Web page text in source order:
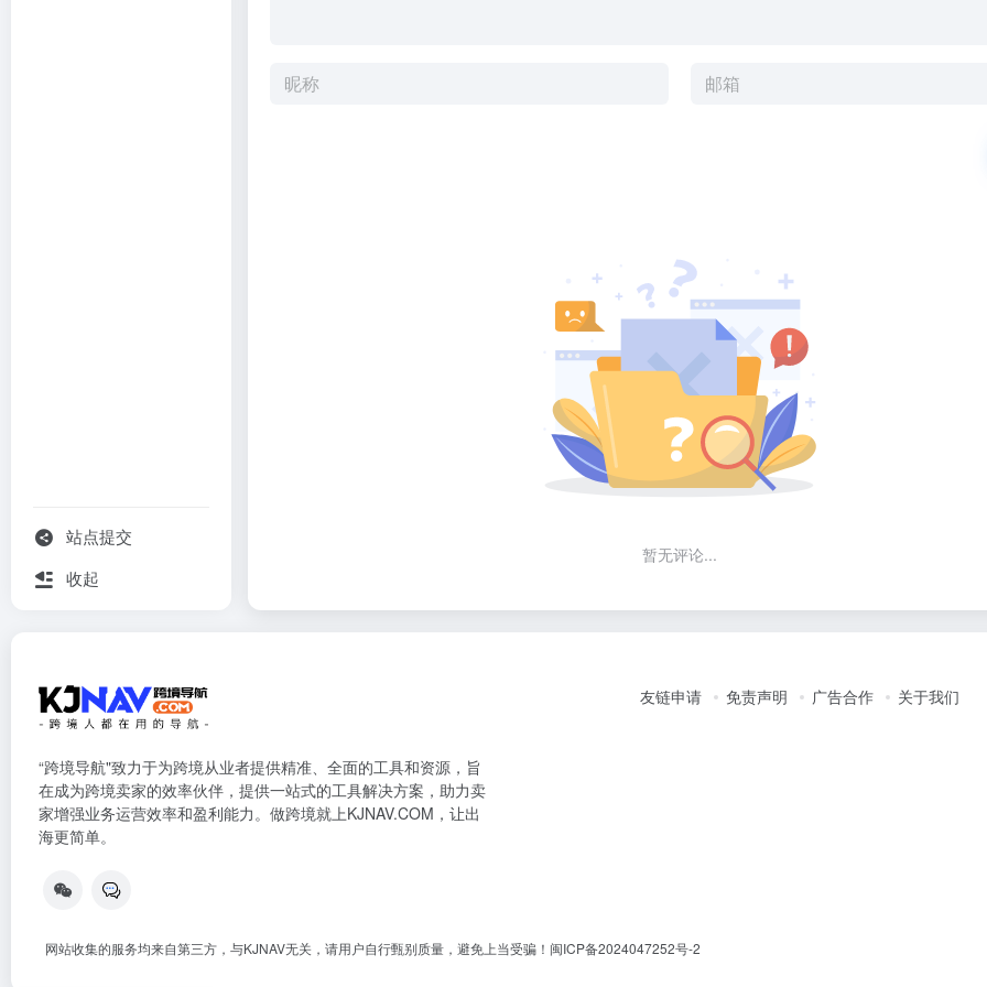
站点提交
收起
暂无评论...
“跨境导航"致力于为跨境从业者提供精准、全面的工具和资源，旨
在成为跨境卖家的效率伙伴，提供一站式的工具解决方案，助力卖
家增强业务运营效率和盈利能力。做跨境就上KJNAV.COM，让出
海更简单。
友链申请 免责声明 广告合作 关于我们
网站收集的服务均来自第三方，与KJNAV无关，请用户自行甄别质量，避免上当受骗！ 闽ICP备2024047252号-2